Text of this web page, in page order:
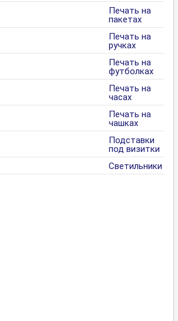
Печать на
пакетах
Печать на
ручках
Печать на
футболках
Печать на
часах
Печать на
чашках
Подставки
под визитки
Светильники